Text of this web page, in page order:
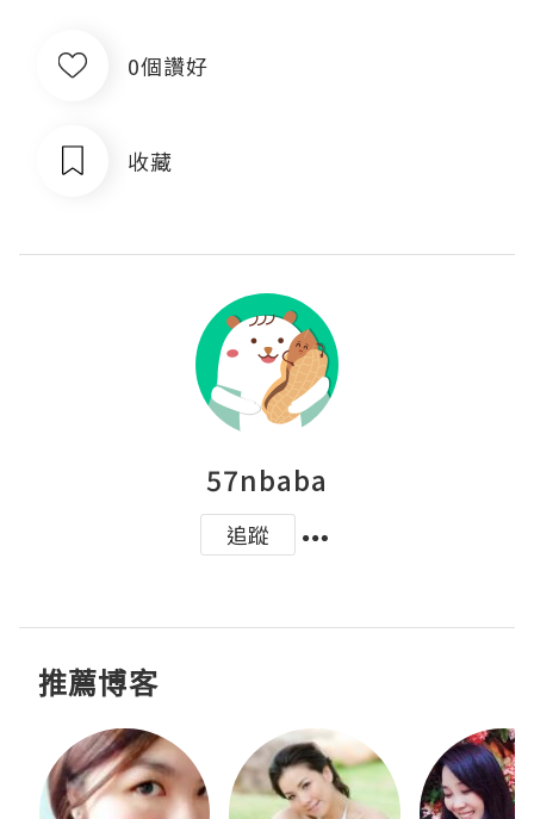
0個讚好
收藏
57nbaba
追蹤
推薦博客